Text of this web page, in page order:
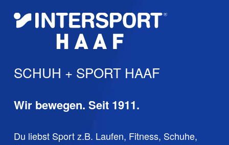
SCHUH + SPORT HAAF
Wir bewegen. Seit 1911.
Du liebst Sport z.B. Laufen, Fitness, Schuhe,